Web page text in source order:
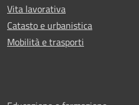
Vita lavorativa
Catasto e urbanistica
Mobilità e trasporti